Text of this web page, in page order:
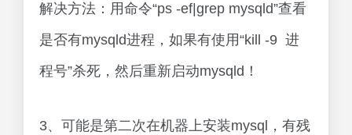
解决方法：用命令“ps -ef|grep mysqld”查看
是否有mysqld进程，如果有使用“kill -9 进
程号”杀死，然后重新启动mysqld！
3、可能是第二次在机器上安装mysql，有残